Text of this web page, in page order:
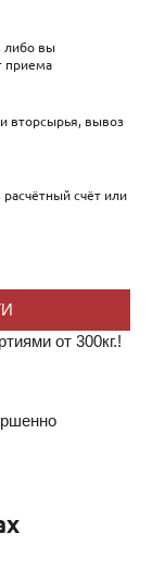
либо вы
приема
вторсырья, вывоз
расчётный счёт или
от 300кг.!